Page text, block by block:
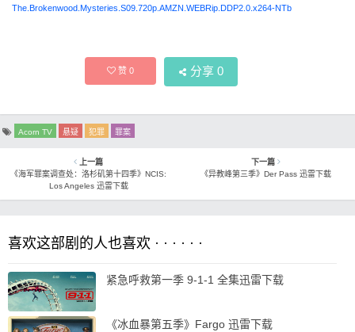
The.Brokenwood.Mysteries.S09.720p.AMZN.WEBRip.DDP2.0.x264-NTb
赞0 分享 0
Acorn TV 悬疑 犯罪 罪案
上一篇
《海军罪案调查处：洛杉矶第十四季》NCIS:
Los Angeles 迅雷下载
下一篇
《异教峰第三季》Der Pass 迅雷下载
喜欢这部剧的人也喜欢 · · · · · ·
紧急呼救第一季 9-1-1 全集迅雷下载
《冰血暴第五季》Fargo 迅雷下载